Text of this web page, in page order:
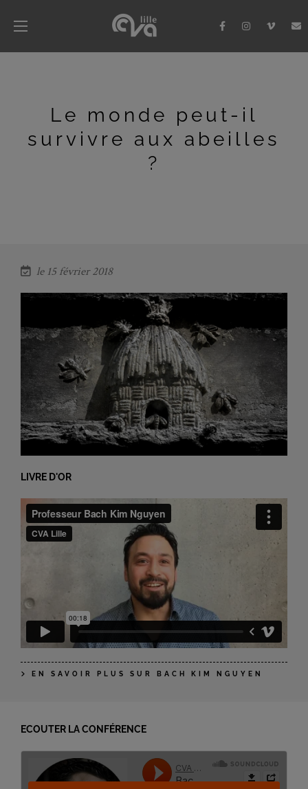
Le monde peut-il
survivre aux abeilles
?
le 15 février 2018
LIVRE D'OR
EN SAVOIR PLUS SUR BACH KIM NGUYEN
ECOUTER LA CONFÉRENCE